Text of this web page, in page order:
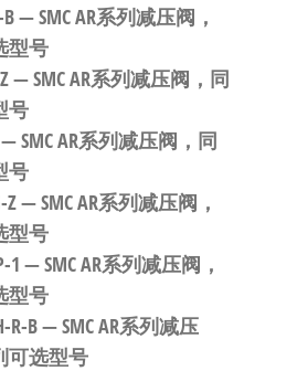
— SMC AR系列减压阀，
型号
— SMC AR系列减压阀，同
号
SMC AR系列减压阀，同
号
Z— SMC AR系列减压阀，
型号
1 — SMC AR系列减压阀，
型号
R-B— SMC AR系列减压
可选型号